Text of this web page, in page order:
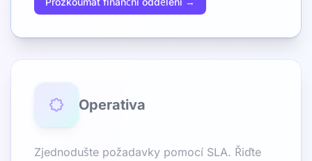
Operativa
Zjednodušte požadavky pomocí SLA. Řiďte